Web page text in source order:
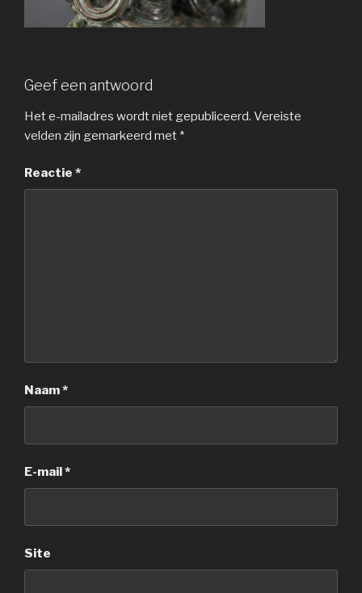
Geef een antwoord
Het e-mailadres wordt niet gepubliceerd. Vereiste
velden zijn gemarkeerd met *
Reactie *
Naam*
E-mail *
Site